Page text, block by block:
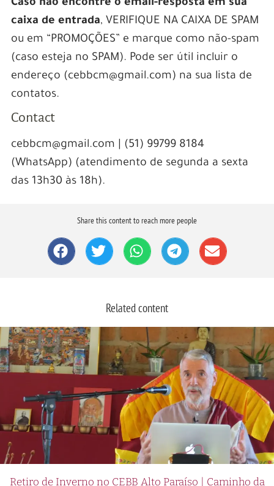
Caso não encontre o email-resposta em sua
caixa de entrada, VERIFIQUE NA CAIXA DE SPAM
ou em “PROMOÇÕES” e marque como não-spam
(caso esteja no SPAM). Pode ser útil incluir o
endereço (cebbcm@gmail.com) na sua lista de
contatos.
Contact
cebbcm@gmail.com | (51) 99799 8184
(WhatsApp) (atendimento de segunda a sexta
das 13h30 às 18h).
Share this content to reach more people
Related content
Retiro de Inverno no CEBB Alto Paraíso | Caminho da